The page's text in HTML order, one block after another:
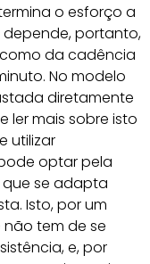
o esforço a
portanto,
da cadência
No modelo
diretamente
ler mais sobre isto
utilizar
optar pela
se adapta
Isto, por um
tem de se
e, por